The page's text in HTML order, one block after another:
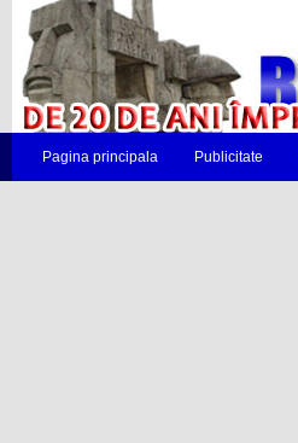
Pagina principala Publicitate